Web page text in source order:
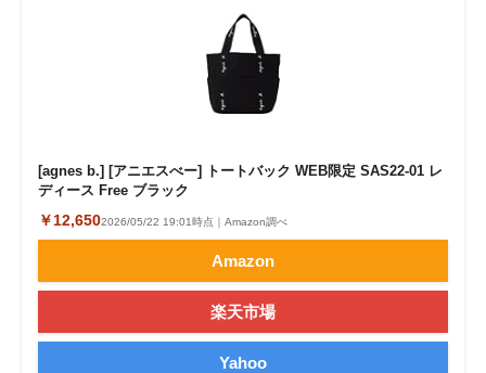
[agnes b.] [アニエスべー] トートバック WEB限定 SAS22-01 レ
ディース Free ブラック
￥12,6502026/05/22 19:01時点｜Amazon調べ
Amazon
楽天市場
Yahoo